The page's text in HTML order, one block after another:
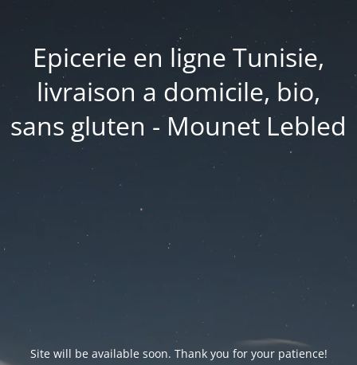
Epicerie en ligne Tunisie,
livraison a domicile, bio,
sans gluten - Mounet Lebled
Site will be available soon. Thank you for your patience!